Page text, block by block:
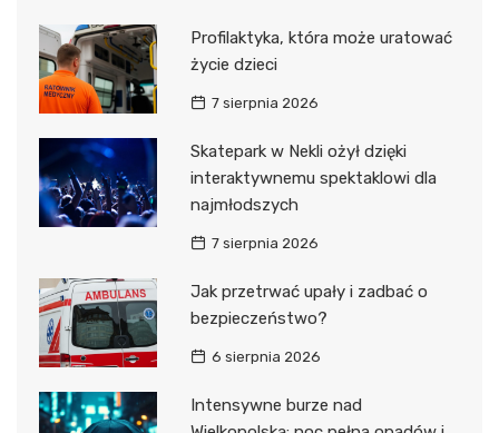
Profilaktyka, która może uratować
życie dzieci
7 sierpnia 2026
Skatepark w Nekli ożył dzięki
interaktywnemu spektaklowi dla
najmłodszych
7 sierpnia 2026
Jak przetrwać upały i zadbać o
bezpieczeństwo?
6 sierpnia 2026
Intensywne burze nad